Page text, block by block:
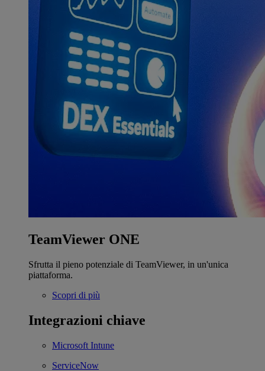
TeamViewer ONE
Sfrutta il pieno potenziale di TeamViewer, in un'unica
piattaforma.
Scopri di più
Integrazioni chiave
Microsoft Intune
ServiceNow